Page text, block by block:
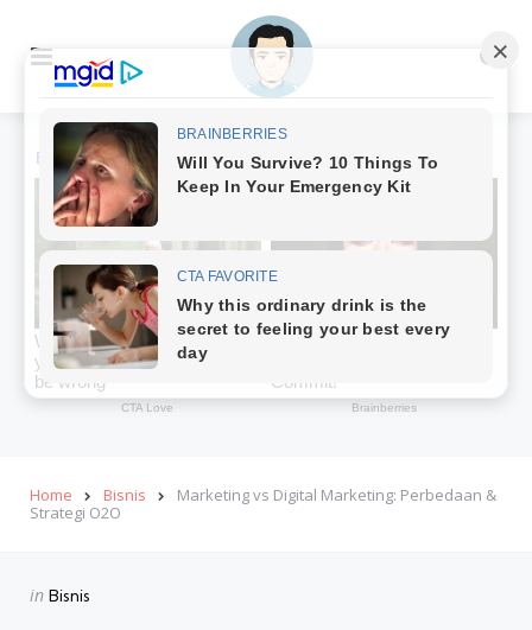
Menu
Home Bisnis
Marketing vs Digital Marketing: Perbedaan &
Strategi O2O
Categories
Posted
in Bisnis